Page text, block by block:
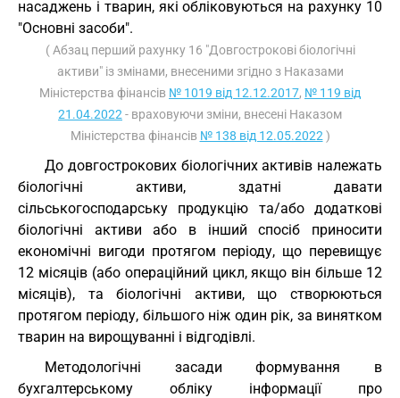
насаджень і тварин, які обліковуються на рахунку 10
"Основні засоби".
( Абзац перший рахунку 16 "Довгострокові біологічні
активи" із змінами, внесеними згідно з Наказами
Міністерства фінансів № 1019 від 12.12.2017, № 119 від
21.04.2022 - враховуючи зміни, внесені Наказом
Міністерства фінансів № 138 від 12.05.2022 )
До довгострокових біологічних активів належать
біологічні активи, здатні давати
сільськогосподарську продукцію та/або додаткові
біологічні активи або в інший спосіб приносити
економічні вигоди протягом періоду, що перевищує
12 місяців (або операційний цикл, якщо він більше 12
місяців), та біологічні активи, що створюються
протягом періоду, більшого ніж один рік, за винятком
тварин на вирощуванні і відгодівлі.
Методологічні засади формування в
бухгалтерському обліку інформації про